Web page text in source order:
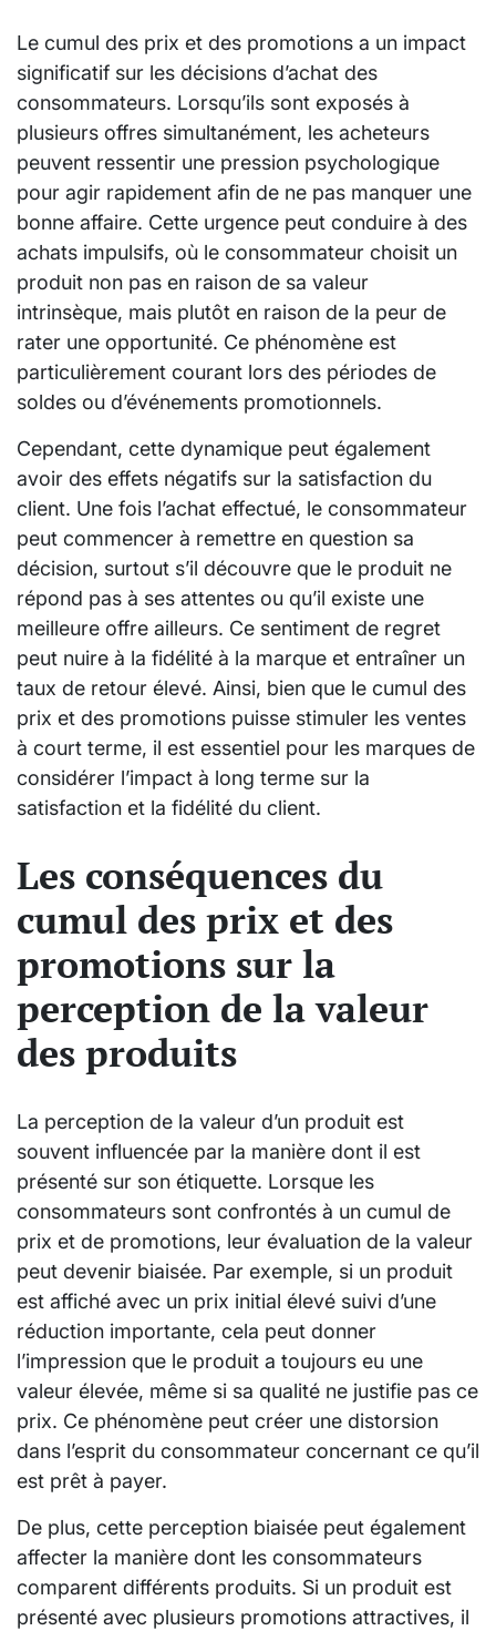
Le cumul des prix et des promotions a un impact
significatif sur les décisions d’achat des
consommateurs. Lorsqu’ils sont exposés à
plusieurs offres simultanément, les acheteurs
peuvent ressentir une pression psychologique
pour agir rapidement afin de ne pas manquer une
bonne affaire. Cette urgence peut conduire à des
achats impulsifs, où le consommateur choisit un
produit non pas en raison de sa valeur
intrinsèque, mais plutôt en raison de la peur de
rater une opportunité. Ce phénomène est
particulièrement courant lors des périodes de
soldes ou d’événements promotionnels.
Cependant, cette dynamique peut également
avoir des effets négatifs sur la satisfaction du
client. Une fois l’achat effectué, le consommateur
peut commencer à remettre en question sa
décision, surtout s’il découvre que le produit ne
répond pas à ses attentes ou qu’il existe une
meilleure offre ailleurs. Ce sentiment de regret
peut nuire à la fidélité à la marque et entraîner un
taux de retour élevé. Ainsi, bien que le cumul des
prix et des promotions puisse stimuler les ventes
à court terme, il est essentiel pour les marques de
considérer l’impact à long terme sur la
satisfaction et la fidélité du client.
Les conséquences du
cumul des prix et des
promotions sur la
perception de la valeur
des produits
La perception de la valeur d’un produit est
souvent influencée par la manière dont il est
présenté sur son étiquette. Lorsque les
consommateurs sont confrontés à un cumul de
prix et de promotions, leur évaluation de la valeur
peut devenir biaisée. Par exemple, si un produit
est affiché avec un prix initial élevé suivi d’une
réduction importante, cela peut donner
l’impression que le produit a toujours eu une
valeur élevée, même si sa qualité ne justifie pas ce
prix. Ce phénomène peut créer une distorsion
dans l’esprit du consommateur concernant ce qu’il
est prêt à payer.
De plus, cette perception biaisée peut également
affecter la manière dont les consommateurs
comparent différents produits. Si un produit est
présenté avec plusieurs promotions attractives, il